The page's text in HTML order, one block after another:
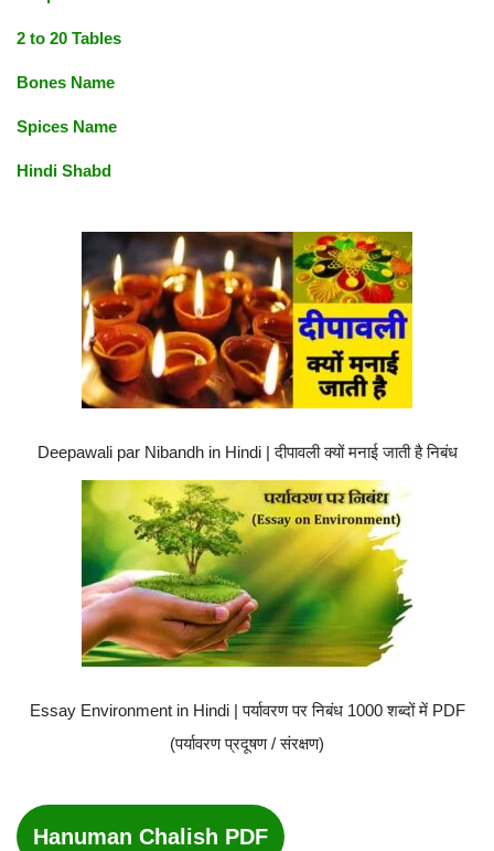
2 to 20 Tables
Bones Name
Spices Name
Hindi Shabd
Deepawali par Nibandh in Hindi | दीपावली क्यों मनाई जाती है निबंध
Essay Environment in Hindi | पर्यावरण पर निबंध 1000 शब्दों में PDF
(पर्यावरण प्रदूषण / संरक्षण)
Hanuman Chalish PDF